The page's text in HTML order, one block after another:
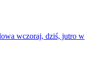
wczoraj, dziś, jutro w